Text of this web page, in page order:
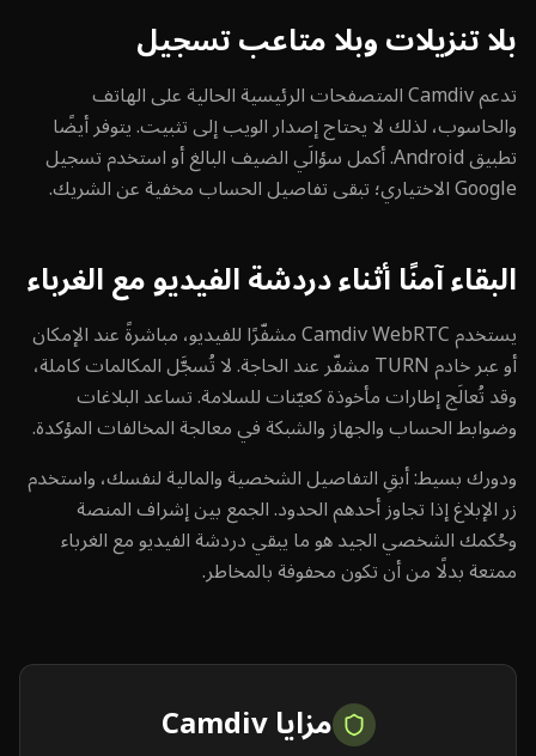
بلا تنزيلات وبلا متاعب تسجيل
تدعم Camdiv المتصفحات الرئيسية الحالية على الهاتف
والحاسوب، لذلك لا يحتاج إصدار الويب إلى تثبيت. يتوفر أيضًا
تطبيق Android. أكمل سؤالَي الضيف البالغ أو استخدم تسجيل
Google الاختياري؛ تبقى تفاصيل الحساب مخفية عن الشريك.
البقاء آمنًا أثناء دردشة الفيديو مع الغرباء
يستخدم Camdiv WebRTC مشفّرًا للفيديو، مباشرةً عند الإمكان
أو عبر خادم TURN مشفّر عند الحاجة. لا تُسجَّل المكالمات كاملة،
وقد تُعالَج إطارات مأخوذة كعيّنات للسلامة. تساعد البلاغات
وضوابط الحساب والجهاز والشبكة في معالجة المخالفات المؤكدة.
ودورك بسيط: أبقِ التفاصيل الشخصية والمالية لنفسك، واستخدم
زر الإبلاغ إذا تجاوز أحدهم الحدود. الجمع بين إشراف المنصة
وحُكمك الشخصي الجيد هو ما يبقي دردشة الفيديو مع الغرباء
ممتعة بدلًا من أن تكون محفوفة بالمخاطر.
مزايا Camdiv